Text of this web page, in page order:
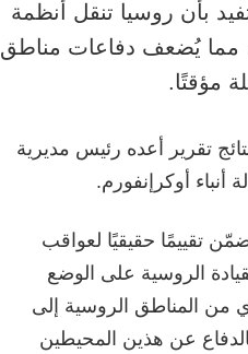
بأن روسيا تنقل أنظمة
يُضعف دفاعات مناطق
مؤقتًا.
تقرير أعده رئيس مديرية
أنباء أوكرإنفورم.
تقييمًا حقيقيًا لعواقب
الروسية على الوضع
من المناطق الروسية إلى
عن هذين المحيطين